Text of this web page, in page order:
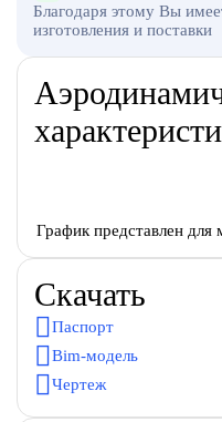
Благодаря этому Вы
изготовления и поставки
График представлен
Скачать
Паспорт
Bim-модель
Чертеж